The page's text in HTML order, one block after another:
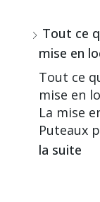
Tout ce
mise en
Tout ce
mise en
La mise
Puteaux
la suite